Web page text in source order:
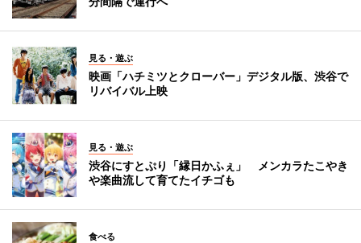
見る・遊ぶ
映画「ハチミツとクローバー」デジタル版、渋谷で
リバイバル上映
見る・遊ぶ
渋谷にすとぷり「縁日かふぇ」 メンカラたこやき
や楽曲流して育てたイチゴも
食べる